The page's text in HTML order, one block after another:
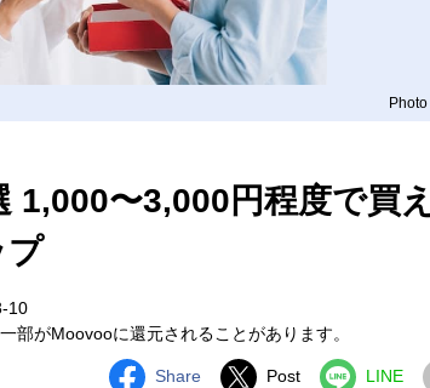
1,000〜3,000円程度で買
プ
10
がMoovooに還元されることがあります。
Share Post LINE